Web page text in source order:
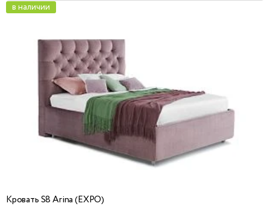
в наличии
Кровать S8 Arina (EXPO)